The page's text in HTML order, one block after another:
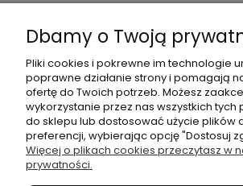
Pomoc
Moje konto
Płatności i dostawa
Dbamy o Twoją
Pliki cookies i pokrewne im technologie
poprawne działanie strony i pomagają
ofertę do Twoich potrzeb. Możesz
wykorzystanie przez nas wszystkich tych
do sklepu lub dostosować użycie plików
preferencji, wybierając opcję "Dostosuj
Więcej o plikach cookies przeczytasz w
prywatności.